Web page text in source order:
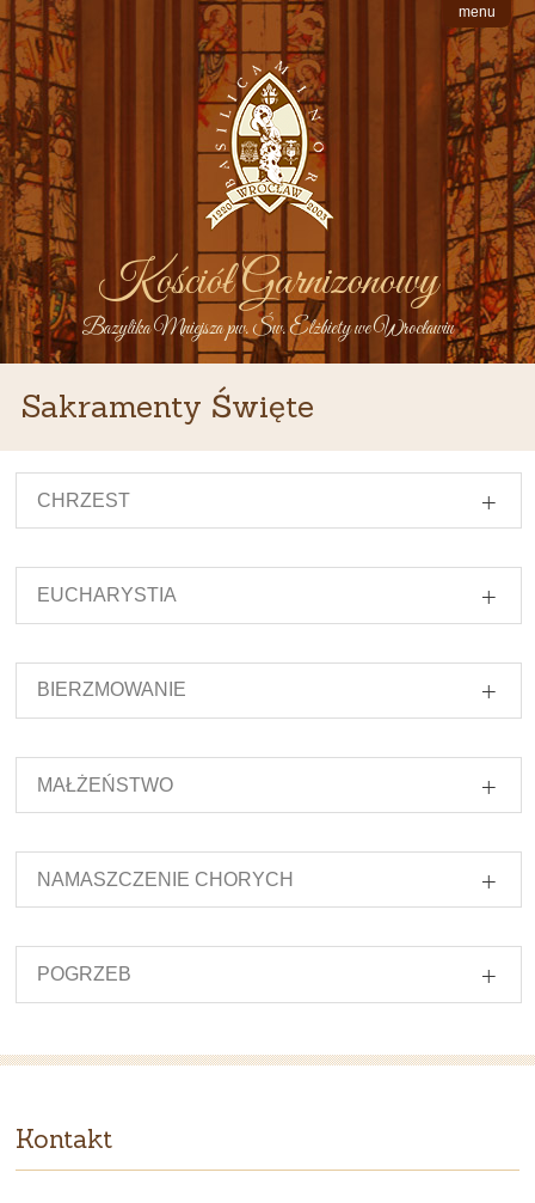
menu
Kościół Garnizonowy
Bazylika Mniejsza pw. Św. Elżbiety we Wrocławiu
Sakramenty Święte
CHRZEST
EUCHARYSTIA
BIERZMOWANIE
MAŁŻEŃSTWO
NAMASZCZENIE CHORYCH
POGRZEB
Kontakt